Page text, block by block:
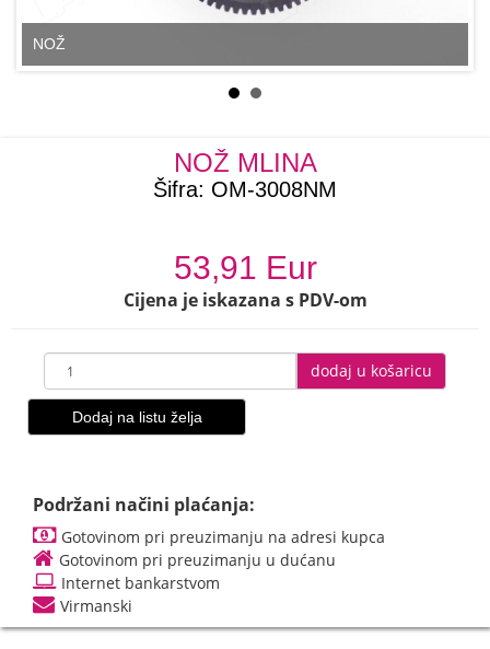
NOŽ
NOŽ MLINA
Šifra: OM-3008NM
53,91 Eur
Cijena je iskazana s PDV-om
dodaj u košaricu
Dodaj na listu želja
Podržani načini plaćanja:
Gotovinom pri preuzimanju na adresi kupca
Gotovinom pri preuzimanju u dućanu
Internet bankarstvom
Virmanski